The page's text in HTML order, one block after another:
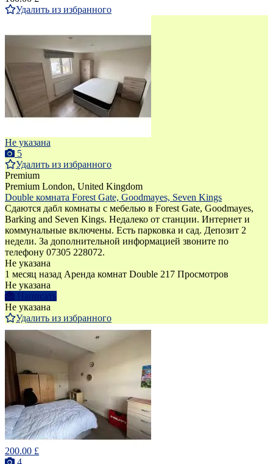
Удалить из избранного
Не указана
5
Удалить из избранного
Premium
Premium London, United Kingdom
Double комната Forest Gate, Goodmayes, Seven Kings
Сдаются дабл комнаты с мебелью в Forest Gate, Goodmayes,
Barking and Seven Kings. Недалеко от станции. Интернет и
коммунальные включены. Есть парковка и сад. Депозит 2
недели. За дополнительной информацией звоните по
телефону 07305 228072.
Не указана
1 месяц назад Аренда комнат Double 217 Просмотров
Не указана
Написать
Не указана
Удалить из избранного
200.00 £
4